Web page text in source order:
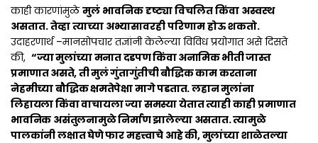
काही कारणांमुळेमुलं भावनिक दृष्ट्या विचलित किंवा अस्वस्थ
असतात. तेव्हा त्याच्या अभ्यासावरही परिणाम होऊ शकतो.
उदाहरणार्थ –मानसोपचार तज्ञांनी केलेल्या विविध प्रयोगात असे दिसते
की, “ज्या मुलांच्या मनात दडपण किंवा अनामिक भीती जास्त
प्रमाणात असते, ती मुलं गुंतागुंतीची बौद्धिक काम करताना
नेहमीच्या बौद्धिक क्षमतेपेक्षा मागे पडतात. लहान मुलांना
लिहायला किंवा वाचायला ज्या समस्या येतात त्याही काही प्रमाणात
भावनिक असंतुलनामुळे निर्माण झालेल्या असतात. त्यामुळे
पालकांनी लक्षात घेणे फार महत्त्वाचे आहे की, मुलांच्या शाळेतल्या